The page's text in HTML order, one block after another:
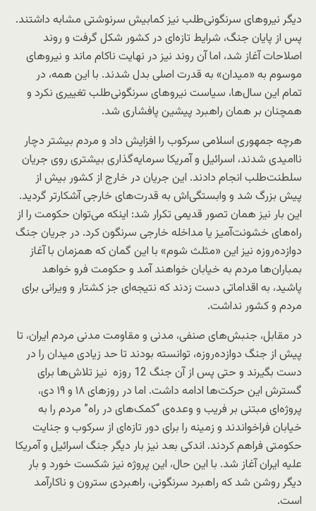
دیگر نیروهای سرنگونی‌طلب نیز کمابیش سرنوشتی مشابه داشتند.
پس از پایان جنگ، شرایط تازه‌ای در کشور شکل گرفت و روند
اصلاحات آغاز شد، اما آن روند نیز در نهایت ناکام ماند و نیروهای
موسوم به «میدان» به قدرت اصلی بدل شدند. با این همه، در
تمام این سال‌ها، سیاست نیروهای سرنگونی‌طلب تغییری نکرد و
همچنان بر همان راهبرد پیشین پافشاری شد.
هرچه جمهوری اسلامی سرکوب را افزایش داد و مردم بیشتر دچار
ناامیدی شدند، اسرائیل و آمریکا سرمایه‌گذاری بیشتری روی جریان
سلطنت‌طلب انجام دادند. این جریان در خارج از کشور بیش از
پیش بزرگ شد و وابستگی‌اش به قدرت‌های خارجی آشکارتر گردید.
این بار نیز همان تصور قدیمی تکرار شد: اینکه می‌توان حکومت را از
راه‌های خشونت‌آمیز یا مداخله خارجی سرنگون کرد. در جریان جنگ
دوازده‌روزه نیز این «مثلث شوم» با این گمان که همزمان با آغاز
بمباران‌ها مردم به خیابان خواهند آمد و حکومت فرو خواهد
پاشید، به اقداماتی دست زدند که نتیجه‌ای جز کشتار و ویرانی برای
مردم و کشور نداشت.
در مقابل، جنبش‌های صنفی، مدنی و مقاومت مدنی مردم ایران، تا
پیش از جنگ دوازده‌روزه، توانسته بودند تا حد زیادی میدان را در
دست بگیرند و حتی پس از آن جنگ 12 روزه نیز تلاش‌ها برای
گسترش این حرکت‌ها ادامه داشت. اما در روزهای ۱۸ و ۱۹ دی،
پروژه‌ای مبتنی بر فریب و وعده‌ی “کمک‌های در راه” مردم را به
خیابان فراخواندند و زمینه را برای دور تازه‌ای از سرکوب و جنایت
حکومتی فراهم کردند. اندکی بعد نیز بار دیگر جنگ اسرائیل و آمریکا
علیه ایران آغاز شد. با این حال، این پروژه نیز شکست خورد و بار
دیگر روشن شد که راهبرد سرنگونی، راهبردی سترون و ناکارآمد
است.